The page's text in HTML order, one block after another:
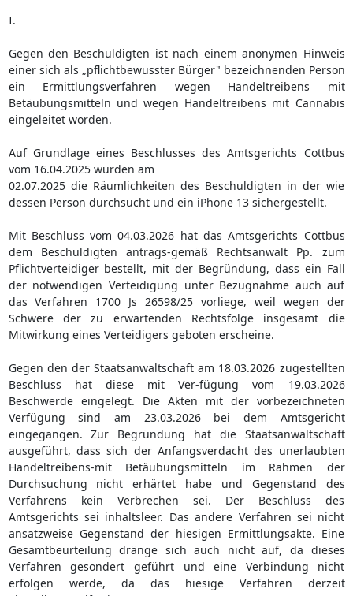
I.
Gegen den Beschuldigten ist nach einem anonymen Hinweis
einer sich als „pflichtbewusster Bürger" bezeichnenden Person
ein Ermittlungsverfahren wegen Handeltreibens mit
Betäubungsmitteln und wegen Handeltreibens mit Cannabis
eingeleitet worden.
Auf Grundlage eines Beschlusses des Amtsgerichts Cottbus
vom 16.04.2025 wurden am
02.07.2025 die Räumlichkeiten des Beschuldigten in der wie
dessen Person durchsucht und ein iPhone 13 sichergestellt.
Mit Beschluss vom 04.03.2026 hat das Amtsgerichts Cottbus
dem Beschuldigten antrags-gemäß Rechtsanwalt Pp. zum
Pflichtverteidiger bestellt, mit der Begründung, dass ein Fall
der notwendigen Verteidigung unter Bezugnahme auch auf
das Verfahren 1700 Js 26598/25 vorliege, weil wegen der
Schwere der zu erwartenden Rechtsfolge insgesamt die
Mitwirkung eines Verteidigers geboten erscheine.
Gegen den der Staatsanwaltschaft am 18.03.2026 zugestellten
Beschluss hat diese mit Ver-fügung vom 19.03.2026
Beschwerde eingelegt. Die Akten mit der vorbezeichneten
Verfügung sind am 23.03.2026 bei dem Amtsgericht
eingegangen. Zur Begründung hat die Staatsanwaltschaft
ausgeführt, dass sich der Anfangsverdacht des unerlaubten
Handeltreibens-mit Betäubungsmitteln im Rahmen der
Durchsuchung nicht erhärtet habe und Gegenstand des
Verfahrens kein Verbrechen sei. Der Beschluss des
Amtsgerichts sei inhaltsleer. Das andere Verfahren sei nicht
ansatzweise Gegenstand der hiesigen Ermittlungsakte. Eine
Gesamtbeurteilung dränge sich auch nicht auf, da dieses
Verfahren gesondert geführt und eine Verbindung nicht
erfolgen werde, da das hiesige Verfahren derzeit